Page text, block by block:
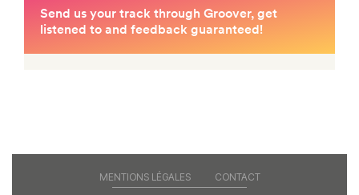
MENTIONS LÉGALES CONTACT